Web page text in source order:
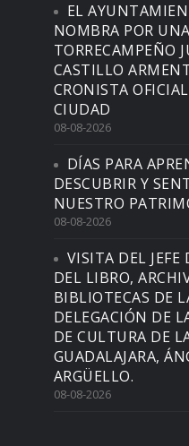
EL
NOMBRA POR
TORRECAMPEÑO
CASTILLO
CRONISTA
CIUDAD
08-08-2026
DÍAS PARA
DESCUBRIR Y
NUESTRO
08-08-2026
VISITA DEL JEFE
DEL LIBRO,
BIBLIOTECAS DE
DELEGACIÓN DE
DE CULTURA DE
GUADALAJARA,
ARGÜELLO.
08-08-2026